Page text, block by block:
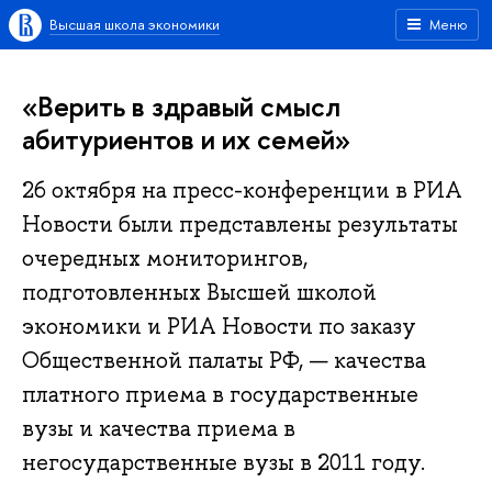
Меню
Высшая школа экономики
«Верить в здравый смысл
абитуриентов и их семей»
26 октября на пресс-конференции в РИА
Новости были представлены результаты
очередных мониторингов,
подготовленных Высшей школой
экономики и РИА Новости по заказу
Общественной палаты РФ, — качества
платного приема в государственные
вузы и качества приема в
негосударственные вузы в 2011 году.